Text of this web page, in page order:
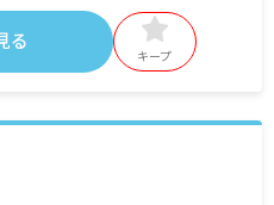
当＞
月上限20,000円
職後1年ごとに更新有り
る
キープ